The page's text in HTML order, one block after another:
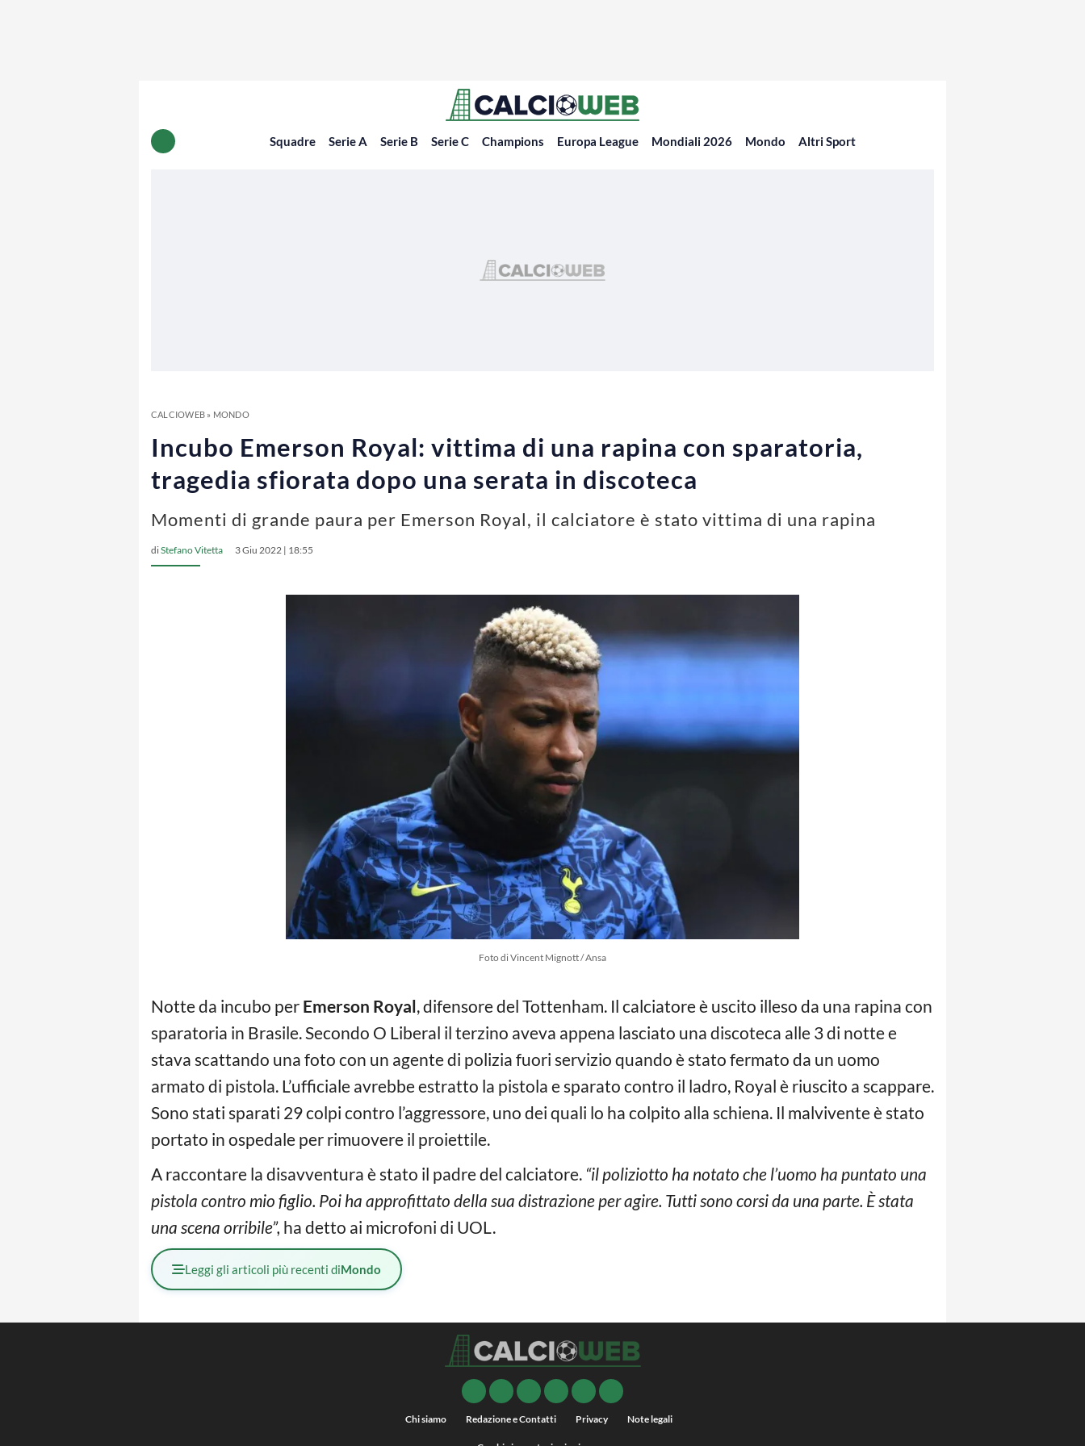
Squadre Serie A Serie B Serie C Champions Europa League Mondiali 2026 Mondo Altri Sport
CALCIOWEB» MONDO
Incubo Emerson Royal: vittima di una rapina con sparatoria,
tragedia sfiorata dopo una serata in discoteca
Momenti di grande paura per Emerson Royal, il calciatore è stato vittima di una rapina
diStefano Vitetta 3 Giu 2022 | 18:55
Foto di Vincent Mignott / Ansa
Notte da incubo per Emerson Royal, difensore del Tottenham. Il calciatore è uscito illeso da una rapina con
sparatoria in Brasile. Secondo O Liberal il terzino aveva appena lasciato una discoteca alle 3 di notte e
stava scattando una foto con un agente di polizia fuori servizio quando è stato fermato da un uomo
armato di pistola. L’ufficiale avrebbe estratto la pistola e sparato contro il ladro, Royal è riuscito a scappare.
Sono stati sparati 29 colpi contro l’aggressore, uno dei quali lo ha colpito alla schiena. Il malvivente è stato
portato in ospedale per rimuovere il proiettile.
A raccontare la disavventura è stato il padre del calciatore. “il poliziotto ha notato che l’uomo ha puntato una
pistola contro mio figlio. Poi ha approfittato della sua distrazione per agire. Tutti sono corsi da una parte. È stata
una scena orribile”, ha detto ai microfoni di UOL.
Leggi gli articoli più recenti diMondo
Chi siamo Redazione e Contatti Privacy Note legali